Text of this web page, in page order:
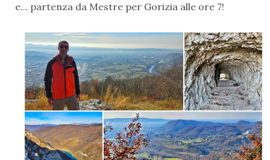
e... partenza da Mestre per Gorizia alle ore 7!